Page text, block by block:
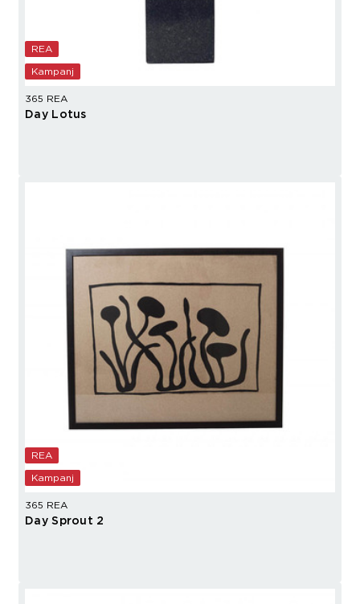
REA
Kampanj
365 REA
Day Lotus
REA
Kampanj
365 REA
Day Sprout 2